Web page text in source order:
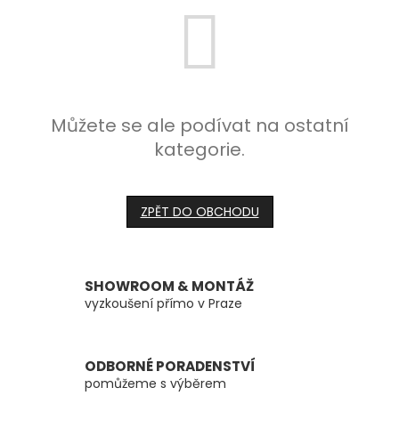
Můžete se ale podívat na ostatní
kategorie.
ZPĚT DO OBCHODU
SHOWROOM & MONTÁŽ
vyzkoušení přímo v Praze
ODBORNÉ PORADENSTVÍ
pomůžeme s výběrem